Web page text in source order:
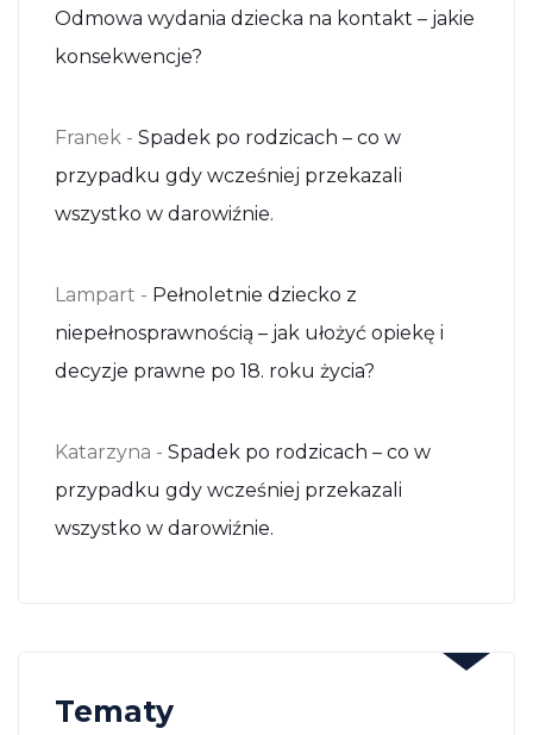
Odmowa wydania dziecka na kontakt – jakie
konsekwencje?
Franek - Spadek po rodzicach – co w
przypadku gdy wcześniej przekazali
wszystko w darowiźnie.
Lampart - Pełnoletnie dziecko z
niepełnosprawnością – jak ułożyć opiekę i
decyzje prawne po 18. roku życia?
Katarzyna - Spadek po rodzicach – co w
przypadku gdy wcześniej przekazali
wszystko w darowiźnie.
Tematy